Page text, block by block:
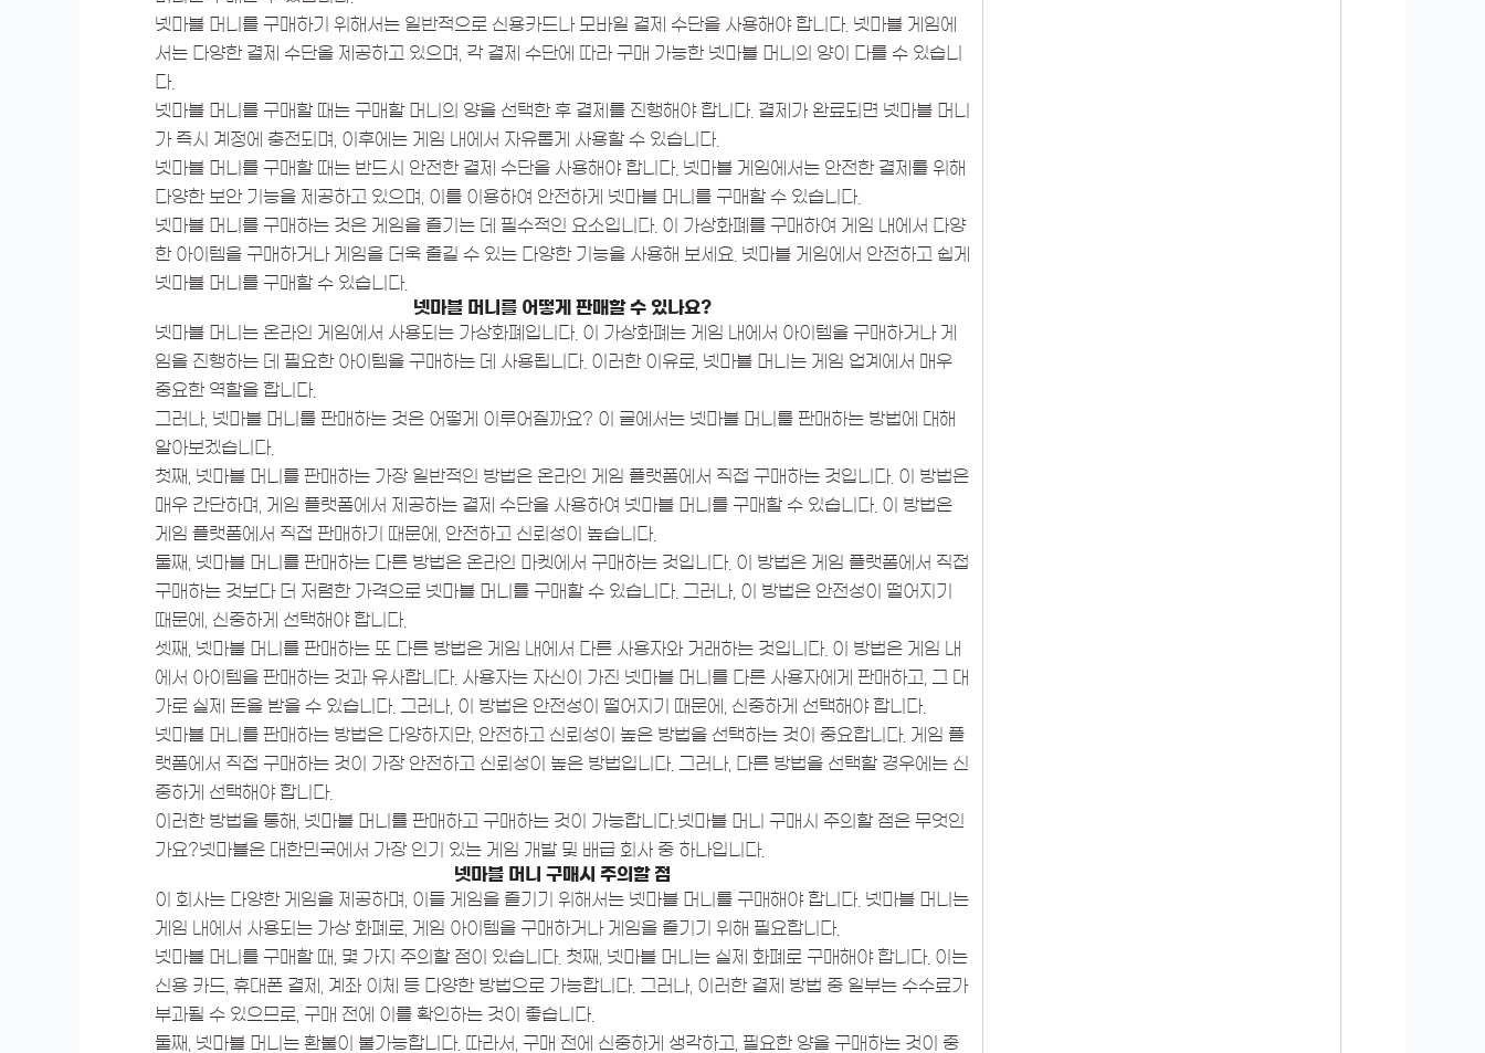
넷마블 머니를 구매하기 위해서는 일반적으로 신용카드나 모바일 결제 수단을 사용해야 합니다. 넷마블 게임에
서는 다양한 결제 수단을 제공하고 있으며, 각 결제 수단에 따라 구매 가능한 넷마블 머니의 양이 다를 수 있습니
다.
넷마블 머니를 구매할 때는 구매할 머니의 양을 선택한 후 결제를 진행해야 합니다. 결제가 완료되면 넷마블 머니
가 즉시 계정에 충전되며, 이후에는 게임 내에서 자유롭게 사용할 수 있습니다.
넷마블 머니를 구매할 때는 반드시 안전한 결제 수단을 사용해야 합니다. 넷마블 게임에서는 안전한 결제를 위해
다양한 보안 기능을 제공하고 있으며, 이를 이용하여 안전하게 넷마블 머니를 구매할 수 있습니다.
넷마블 머니를 구매하는 것은 게임을 즐기는 데 필수적인 요소입니다. 이 가상화폐를 구매하여 게임 내에서 다양
한 아이템을 구매하거나 게임을 더욱 즐길 수 있는 다양한 기능을 사용해 보세요. 넷마블 게임에서 안전하고 쉽게
넷마블 머니를 구매할 수 있습니다.
넷마블 머니를 어떻게 판매할 수 있나요?
넷마블 머니는 온라인 게임에서 사용되는 가상화폐입니다. 이 가상화폐는 게임 내에서 아이템을 구매하거나 게
임을 진행하는 데 필요한 아이템을 구매하는 데 사용됩니다. 이러한 이유로, 넷마블 머니는 게임 업계에서 매우
중요한 역할을 합니다.
그러나, 넷마블 머니를 판매하는 것은 어떻게 이루어질까요? 이 글에서는 넷마블 머니를 판매하는 방법에 대해
알아보겠습니다.
첫째, 넷마블 머니를 판매하는 가장 일반적인 방법은 온라인 게임 플랫폼에서 직접 구매하는 것입니다. 이 방법은
매우 간단하며, 게임 플랫폼에서 제공하는 결제 수단을 사용하여 넷마블 머니를 구매할 수 있습니다. 이 방법은
게임 플랫폼에서 직접 판매하기 때문에, 안전하고 신뢰성이 높습니다.
둘째, 넷마블 머니를 판매하는 다른 방법은 온라인 마켓에서 구매하는 것입니다. 이 방법은 게임 플랫폼에서 직접
구매하는 것보다 더 저렴한 가격으로 넷마블 머니를 구매할 수 있습니다. 그러나, 이 방법은 안전성이 떨어지기
때문에, 신중하게 선택해야 합니다.
셋째, 넷마블 머니를 판매하는 또 다른 방법은 게임 내에서 다른 사용자와 거래하는 것입니다. 이 방법은 게임 내
에서 아이템을 판매하는 것과 유사합니다. 사용자는 자신이 가진 넷마블 머니를 다른 사용자에게 판매하고, 그 대
가로 실제 돈을 받을 수 있습니다. 그러나, 이 방법은 안전성이 떨어지기 때문에, 신중하게 선택해야 합니다.
넷마블 머니를 판매하는 방법은 다양하지만, 안전하고 신뢰성이 높은 방법을 선택하는 것이 중요합니다. 게임 플
랫폼에서 직접 구매하는 것이 가장 안전하고 신뢰성이 높은 방법입니다. 그러나, 다른 방법을 선택할 경우에는 신
중하게 선택해야 합니다.
이러한 방법을 통해, 넷마블 머니를 판매하고 구매하는 것이 가능합니다.넷마블 머니 구매시 주의할 점은 무엇인
가요?넷마블은 대한민국에서 가장 인기 있는 게임 개발 및 배급 회사 중 하나입니다.
넷마블 머니 구매시 주의할 점
이 회사는 다양한 게임을 제공하며, 이들 게임을 즐기기 위해서는 넷마블 머니를 구매해야 합니다. 넷마블 머니는
게임 내에서 사용되는 가상 화폐로, 게임 아이템을 구매하거나 게임을 즐기기 위해 필요합니다.
넷마블 머니를 구매할 때, 몇 가지 주의할 점이 있습니다. 첫째, 넷마블 머니는 실제 화폐로 구매해야 합니다. 이는
신용 카드, 휴대폰 결제, 계좌 이체 등 다양한 방법으로 가능합니다. 그러나, 이러한 결제 방법 중 일부는 수수료가
부과될 수 있으므로, 구매 전에 이를 확인하는 것이 좋습니다.
둘째, 넷마블 머니는 환불이 불가능합니다. 따라서, 구매 전에 신중하게 생각하고, 필요한 양을 구매하는 것이 중